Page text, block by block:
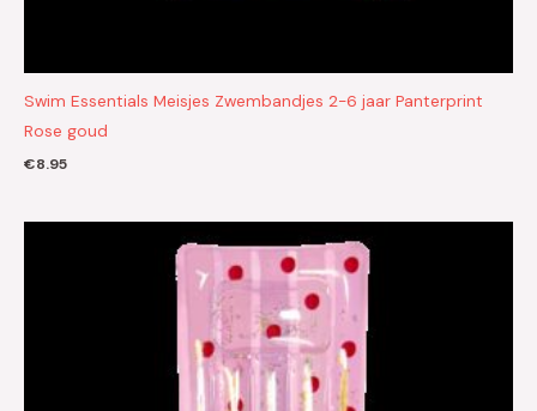
Swim Essentials Meisjes Zwembandjes 2-6 jaar Panterprint
Rose goud
€8.95